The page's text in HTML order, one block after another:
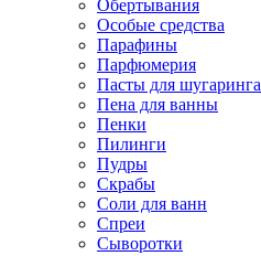
Обертывания
Особые средства
Парафины
Парфюмерия
Пасты для шугаринга
Пена для ванны
Пенки
Пилинги
Пудры
Скрабы
Соли для ванн
Спреи
Сыворотки